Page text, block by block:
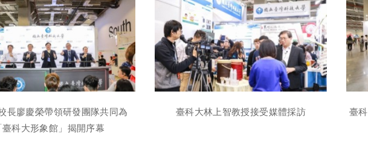
長廖慶榮帶領研發團隊共同為
臺科大形象館」揭開序幕
臺科大林上智教授接受媒體採訪
臺